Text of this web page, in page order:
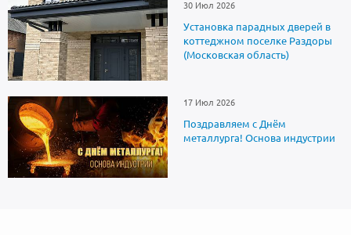
30 Июл 2026
Установка парадных дверей в
коттеджном поселке Раздоры
(Московская область)
17 Июл 2026
Поздравляем с Днём
металлурга! Основа индустрии